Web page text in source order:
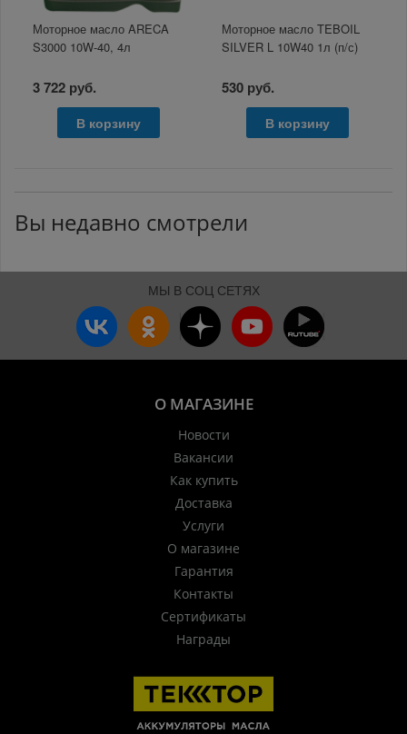
Моторное масло ARECA
S3000 10W-40, 4л
3 722 руб.
В корзину
Моторное масло TEBOIL
SILVER L 10W40 1л (п/с)
530 руб.
В корзину
Вы недавно смотрели
МЫ В СОЦ СЕТЯХ
О МАГАЗИНЕ
Новости
Вакансии
Как купить
Доставка
Услуги
О магазине
Гарантия
Контакты
Сертификаты
Награды